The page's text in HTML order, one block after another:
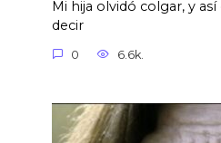
Mi hija olvidó colgar, y así
decir
0 6.6k.